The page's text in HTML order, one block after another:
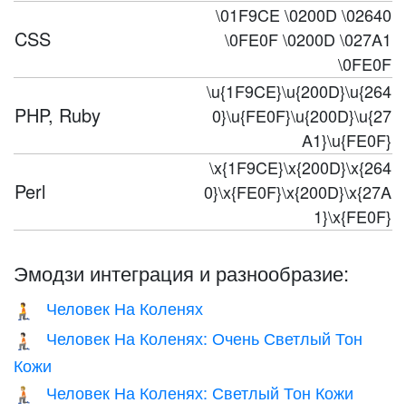
CSS
\01F9CE \0200D \02640
\0FE0F \0200D \027A1
\0FE0F
PHP, Ruby
\u{1F9CE}\u{200D}\u{264
0}\u{FE0F}\u{200D}\u{27
A1}\u{FE0F}
Perl
\x{1F9CE}\x{200D}\x{264
0}\x{FE0F}\x{200D}\x{27A
1}\x{FE0F}
Эмодзи интеграция и разнообразие:
🧎 Человек На Коленях
🧎🏻
Человек На Коленях: Очень Светлый Тон
Кожи
🧎🏼 Человек На Коленях: Светлый Тон Кожи